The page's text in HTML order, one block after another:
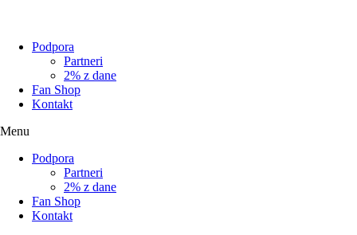
Podpora
Partneri
2% z dane
Fan Shop
Kontakt
Menu
Podpora
Partneri
2% z dane
Fan Shop
Kontakt